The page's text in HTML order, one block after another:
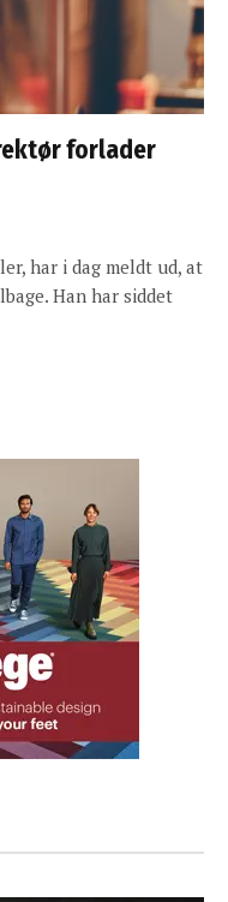
forlader
har i dag meldt ud, at
Han har siddet